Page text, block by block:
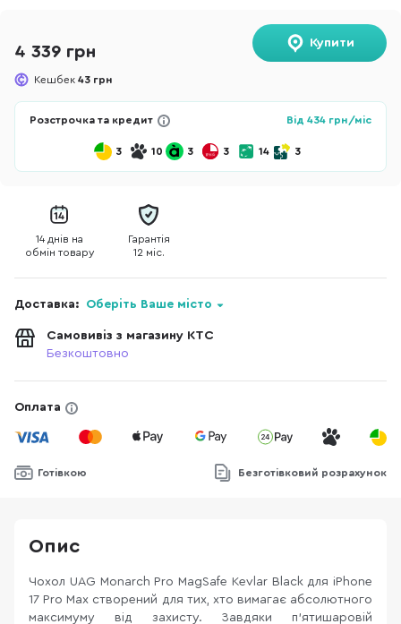
4 339 грн
Кешбек 43 грн
Купити
Розстрочка та кредит Від 434 грн/міс
3 10 3 3 14 3
14 днів на
обмін товару
Гарантія
12 міс.
Доставка: Оберіть Ваше місто
Самовивіз з магазину КТС
Безкоштовно
Оплата
Готівкою Безготівковий розрахунок
Опис
Чохол UAG Monarch Pro MagSafe Kevlar Black для iPhone
17 Pro Max створений для тих, хто вимагає абсолютного
максимуму від захисту. Завдяки п’ятишаровій